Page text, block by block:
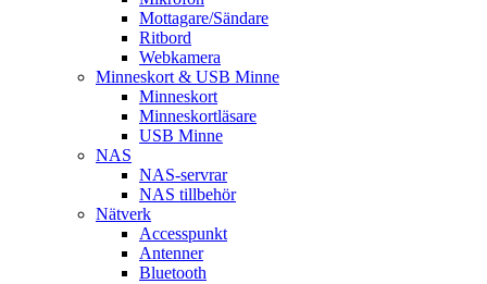
Mottagare/Sändare
Ritbord
Webkamera
Minneskort & USB Minne
Minneskort
Minneskortläsare
USB Minne
NAS
NAS-servrar
NAS tillbehör
Nätverk
Accesspunkt
Antenner
Bluetooth